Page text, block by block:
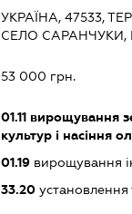
УКРАЇНА, 47533,
СЕЛО
53 000 грн.
01.11вирощування
культур і насіння
01.19вирощування
33.20установлення